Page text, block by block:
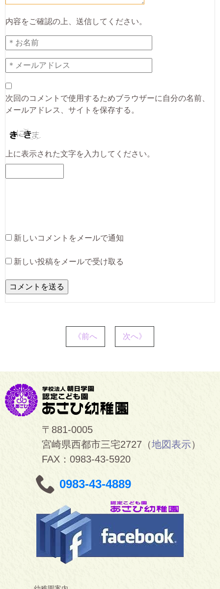
内容をご確認の上、送信してください。
次回のコメントで使用するためブラウザーに自分の名前、
メールアドレス、サイトを保存する。
上に表示された文字を入力してください。
新しいコメントをメールで通知
新しい投稿をメールで受け取る
《前へ 次へ》
〒881-0005
宮崎県西都市三宅2727（地図表示）
FAX：0983-43-5920
0983-43-4889